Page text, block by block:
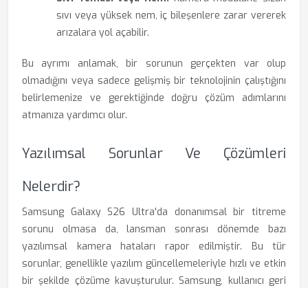
sıvı veya yüksek nem, iç bileşenlere zarar vererek
arızalara yol açabilir.
Bu ayrımı anlamak, bir sorunun gerçekten var olup
olmadığını veya sadece gelişmiş bir teknolojinin çalıştığını
belirlemenize ve gerektiğinde doğru çözüm adımlarını
atmanıza yardımcı olur.
Yazılımsal Sorunlar Ve Çözümleri
Nelerdir?
Samsung Galaxy S26 Ultra'da donanımsal bir titreme
sorunu olmasa da, lansman sonrası dönemde bazı
yazılımsal kamera hataları rapor edilmiştir. Bu tür
sorunlar, genellikle yazılım güncellemeleriyle hızlı ve etkin
bir şekilde çözüme kavuşturulur. Samsung, kullanıcı geri